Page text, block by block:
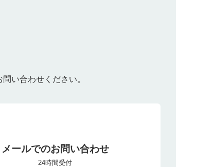
い合わせください。
メールでのお問い合わせ
24時間受付